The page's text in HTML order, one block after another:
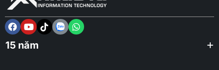
15 năm